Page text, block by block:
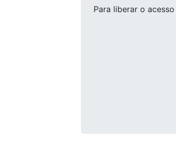
Para liberar o acesso